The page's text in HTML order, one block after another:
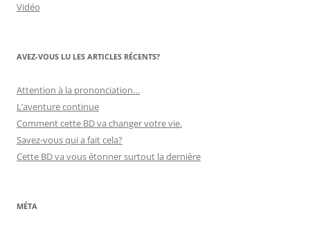
Vidéo
AVEZ-VOUS LU LES ARTICLES RÉCENTS?
Attention à la prononciation…
L’aventure continue
Comment cette BD va changer votre vie.
Savez-vous qui a fait cela?
Cette BD va vous étonner surtout la dernière
MÉTA